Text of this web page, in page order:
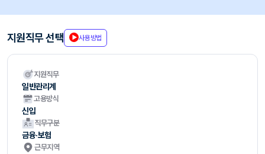
지원직무 선택 사용방법
지원직무
일반관리계
고용방식
신입
직무구분
금융·보험
근무지역